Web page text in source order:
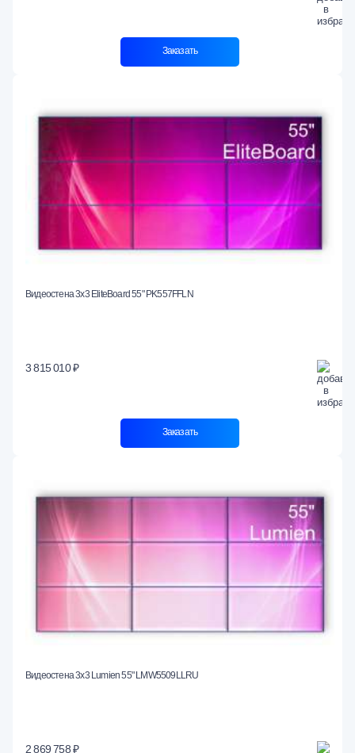
Заказать
Видеостена 3x3 EliteBoard 55" PK557FFLN
3 815 010 ₽
Заказать
Видеостена 3x3 Lumien 55" LMW5509LLRU
2 869 758 ₽